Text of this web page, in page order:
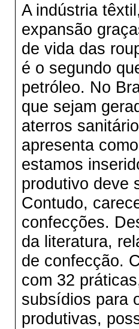
A indústria
expansão
de vida das
é o segundo
petróleo. No
que sejam
aterros
apresenta
estamos
produtivo deve
Contudo,
confecções.
da literatura,
de confecção.
com 32
subsídios para
produtivas,